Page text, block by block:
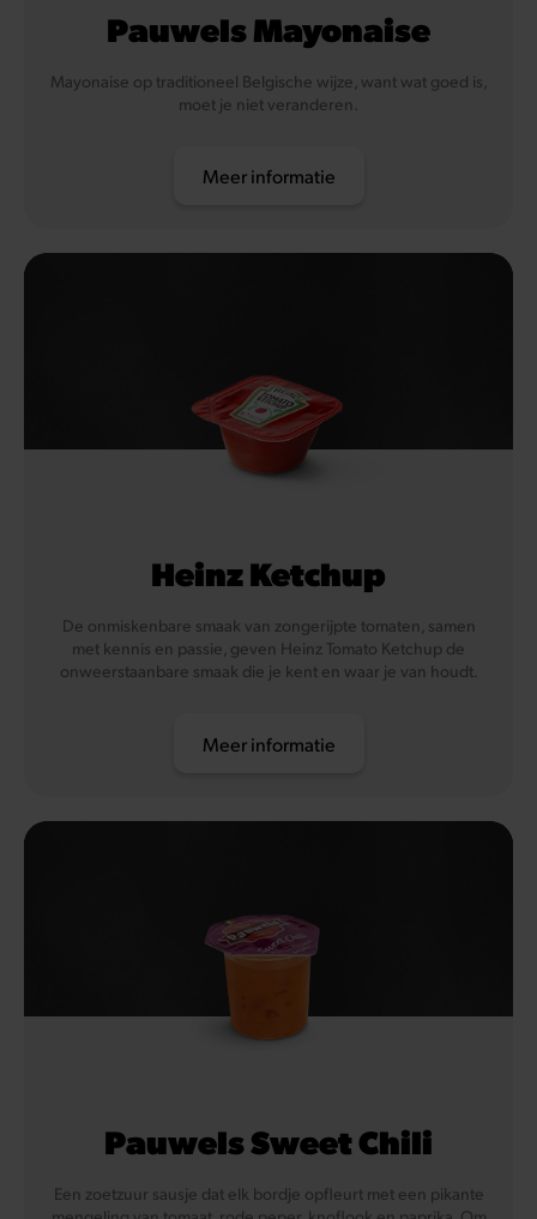
Pauwels Mayonaise
Mayonaise op traditioneel Belgische wijze, want wat goed is,
moet je niet veranderen.
Meer informatie
Heinz Ketchup
De onmiskenbare smaak van zongerijpte tomaten, samen
met kennis en passie, geven Heinz Tomato Ketchup de
onweerstaanbare smaak die je kent en waar je van houdt.
Meer informatie
Pauwels Sweet Chili
Een zoetzuur sausje dat elk bordje opfleurt met een pikante